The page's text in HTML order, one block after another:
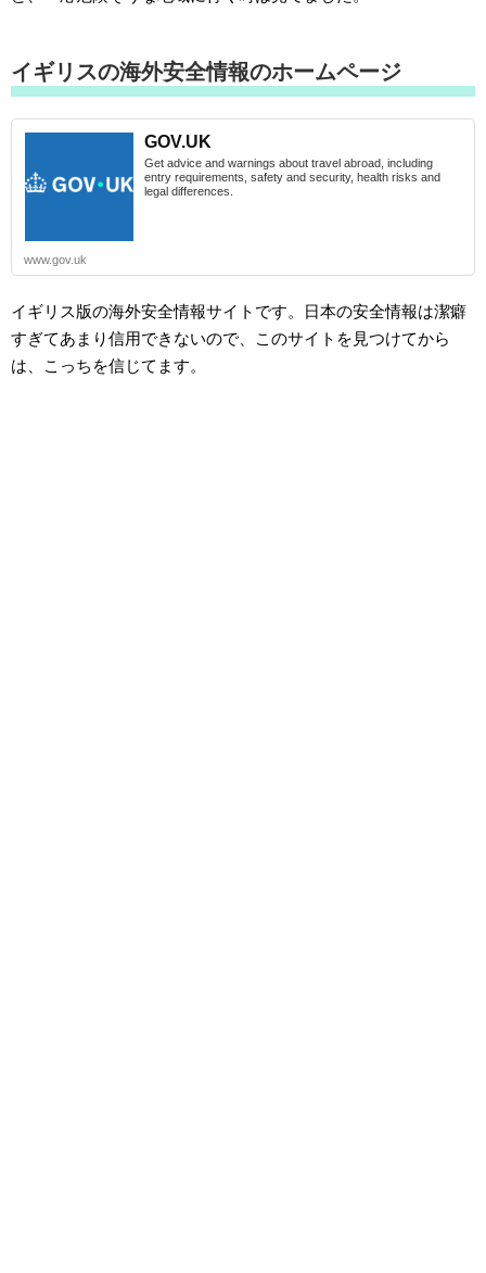
イギリスの海外安全情報のホームページ
GOV.UK
Get advice and warnings about travel abroad, including
entry requirements, safety and security, health risks and
legal differences.
www.gov.uk
イギリス版の海外安全情報サイトです。日本の安全情報は潔癖
すぎてあまり信用できないので、このサイトを見つけてから
は、こっちを信じてます。